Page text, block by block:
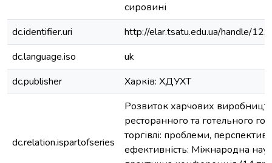
сировині
dc.identifier.uri
http://elar.tsatu.edu.ua/handle/
dc.language.iso
uk
dc.publisher
Харків: ХДУХТ
dc.relation.ispartofseries
Розвиток харчових
ресторанного та готельного
торгівлі: проблеми,
ефективність: Міжнародна